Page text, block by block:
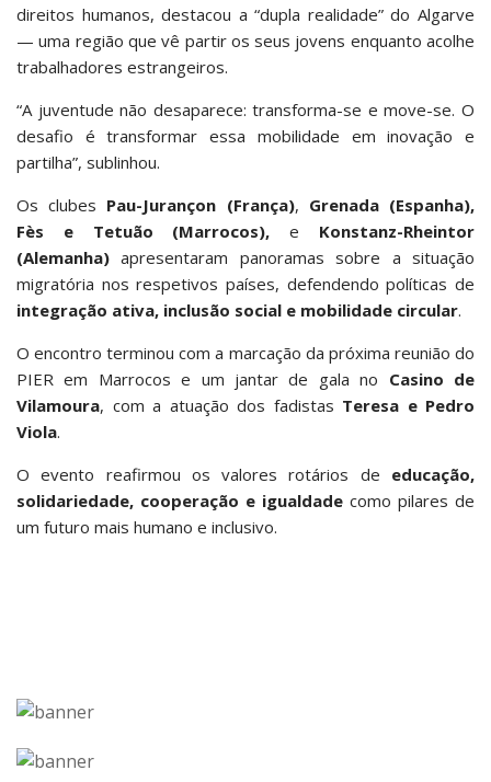
direitos humanos, destacou a “dupla realidade” do Algarve
— uma região que vê partir os seus jovens enquanto acolhe
trabalhadores estrangeiros.
“A juventude não desaparece: transforma-se e move-se. O
desafio é transformar essa mobilidade em inovação e
partilha”, sublinhou.
Os clubes Pau-Jurançon (França), Grenada (Espanha),
Fès e Tetuão (Marrocos), e Konstanz-Rheintor
(Alemanha) apresentaram panoramas sobre a situação
migratória nos respetivos países, defendendo políticas de
integração ativa, inclusão social e mobilidade circular.
O encontro terminou com a marcação da próxima reunião do
PIER em Marrocos e um jantar de gala no Casino de
Vilamoura, com a atuação dos fadistas Teresa e Pedro
Viola.
O evento reafirmou os valores rotários de educação,
solidariedade, cooperação e igualdade como pilares de
um futuro mais humano e inclusivo.